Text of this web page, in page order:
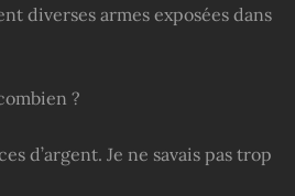
diverses armes exposées dans
?
d’argent. Je ne savais pas trop